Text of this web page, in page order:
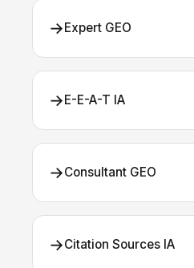
→Expert GEO
→E-E-A-T IA
→Consultant GEO
→Citation Sources IA